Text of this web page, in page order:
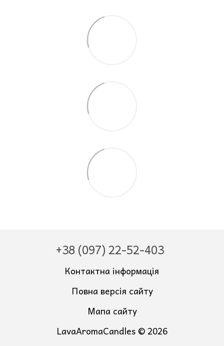
+38 (097) 22-52-403
Контактна інформація
Повна версія сайту
Мапа сайту
LavaAromaCandles © 2026